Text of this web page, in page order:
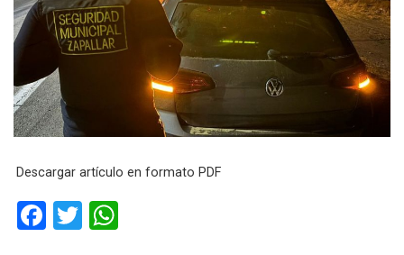
Descargar artículo en formato PDF
F
T